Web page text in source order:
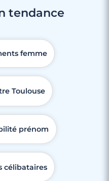
tendance
femme
Toulouse
prénom
célibataires